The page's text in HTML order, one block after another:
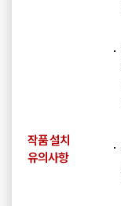
작품 설치
유의사항